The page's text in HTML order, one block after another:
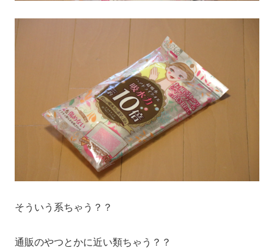
そういう系ちゃう？？
通販のやつとかに近い類ちゃう？？